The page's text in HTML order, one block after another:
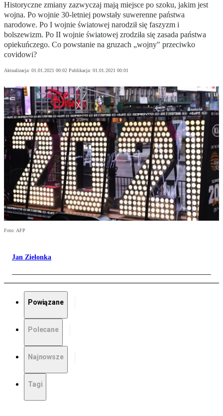
Historyczne zmiany zazwyczaj mają miejsce po szoku, jakim jest
wojna. Po wojnie 30-letniej powstały suwerenne państwa
narodowe. Po I wojnie światowej narodził się faszyzm i
bolszewizm. Po II wojnie światowej zrodziła się zasada państwa
opiekuńczego. Co powstanie na gruzach „wojny" przeciwko
covidowi?
Aktualizacja: 01.01.2021 00:02 Publikacja: 01.01.2021 00:01
Foto: AFP
Jan Zielonka
Powiązane
Polecane
Najnowsze
Tagi